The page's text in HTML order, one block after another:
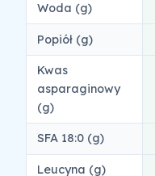
Woda (g)
Popiół (g)
Kwas
asparaginowy
(g)
SFA 18:0 (g)
Leucyna (g)